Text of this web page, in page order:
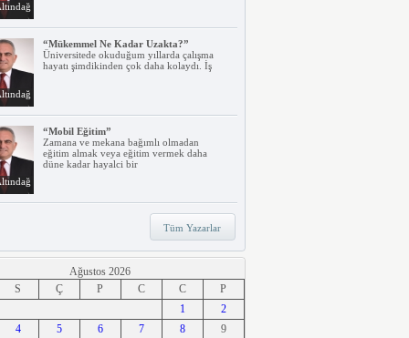
“Mükemmel Ne Kadar Uzakta?”
Üniversitede okuduğum yıllarda çalışma
hayatı şimdikinden çok daha kolaydı. İş
“Mobil Eğitim”
Zamana ve mekana bağımlı olmadan
eğitim almak veya eğitim vermek daha
düne kadar hayalci bir
“Teknoloji, Hızlı Tren ve İrem…”
Belki dikkatinizi çekmiştir. Türkiye’nin ilk
hızlı treni Ankara – Eskişehir
“Ne Duruyorsunuz, Dijitalleşsenize!”
Arabanız kendi kendine park ederken, siz
apartmanınıza giriyor ve evinizin kapısını
Tüm Yazarlar
Ağustos 2026
S Ç P C C
P
1
2
4 5 6 7 8
9